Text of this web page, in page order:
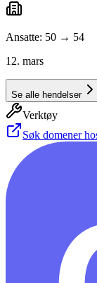
Ansatte: 50 → 54
12. mars
Se alle hendelser
Verktøy
Søk domener